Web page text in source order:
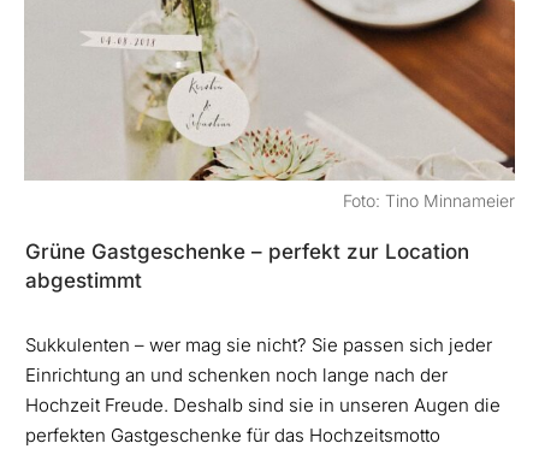
Foto: Tino Minnameier
Grüne Gastgeschenke – perfekt zur Location
abgestimmt
Sukkulenten – wer mag sie nicht? Sie passen sich jeder
Einrichtung an und schenken noch lange nach der
Hochzeit Freude. Deshalb sind sie in unseren Augen die
perfekten Gastgeschenke für das Hochzeitsmotto